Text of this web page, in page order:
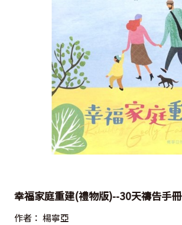
幸福家庭重建(禮物版)--30天禱告手冊
作者： 楊寧亞